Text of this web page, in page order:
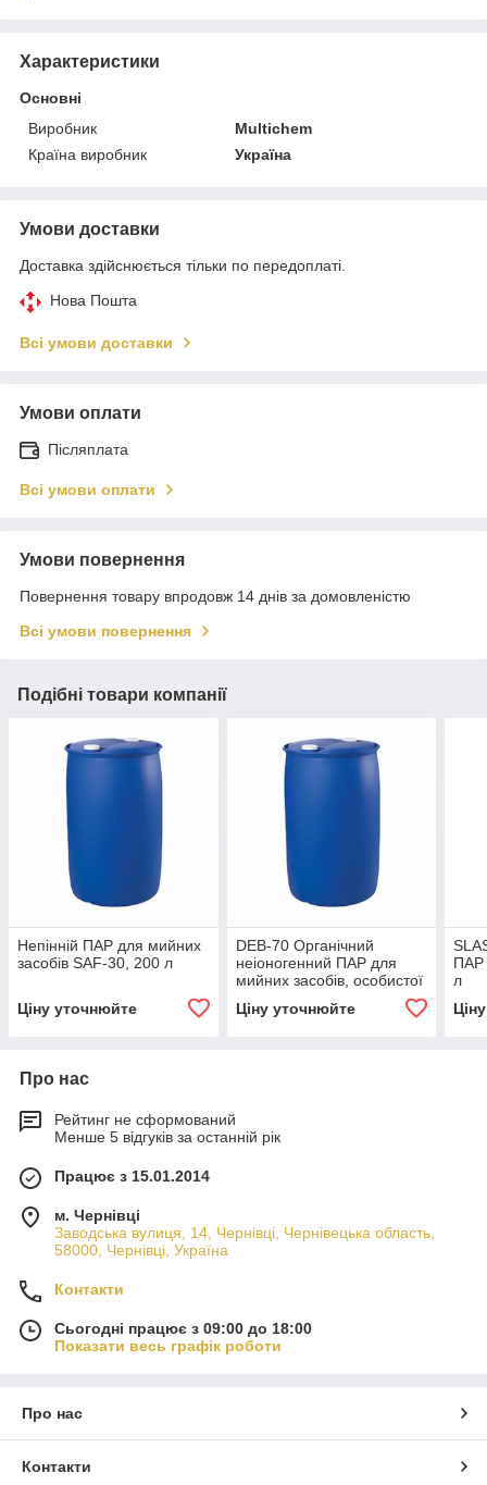
Характеристики
Основні
Виробник
Multichem
Країна виробник
Україна
Умови доставки
Доставка здійснюється тільки по передоплаті.
Нова Пошта
Всі умови доставки
Умови оплати
Післяплата
Всі умови оплати
Умови повернення
Повернення товару впродовж 14 днів за домовленістю
Всі умови повернення
Подібні товари компанії
Непінній ПАР для мийних
засобів SAF-30, 200 л
Ціну уточнюйте
DEB-70 Органічний
неіоногенний ПАР для
мийних засобів, особистої
Ціну уточнюйте
ПАР
л
Про нас
Рейтинг не сформований
Менше 5 відгуків за останній рік
Працює з 15.01.2014
м. Чернівці
Заводська вулиця, 14, Чернівці, Чернівецька область,
58000, Чернівці, Україна
Контакти
Сьогодні працює з 09:00 до 18:00
Показати весь графік роботи
Про нас
Контакти